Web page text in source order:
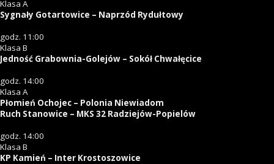
Klasa A
Sygnały Gotartowice – Naprzód Rydułtowy
godz. 11:00
Klasa B
Jedność Grabownia-Golejów – Sokół Chwałęcice
godz. 14:00
Klasa A
Płomień Ochojec – Polonia Niewiadom
Ruch Stanowice – MKS 32 Radziejów-Popielów
godz. 14:00
Klasa B
KP Kamień – Inter Krostoszowice